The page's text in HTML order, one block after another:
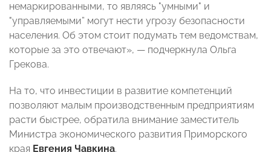
немаркированными, то являясь "умными" и
"управляемыми” могут нести угрозу безопасности
населения. Об этом стоит подумать тем ведомствам,
которые за это отвечают», — подчеркнула Ольга
Грекова.
На то, что инвестиции в развитие компетенций
позволяют малым производственным предприятиям
расти быстрее, обратила внимание заместитель
Министра экономического развития Приморского
края Евгения Чавкина.